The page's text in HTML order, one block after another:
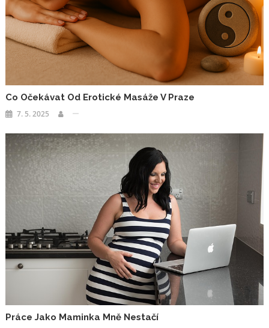
Co Očekávat Od Erotické Masáže V Praze
7. 5. 2025
Práce Jako Maminka Mně Nestačí